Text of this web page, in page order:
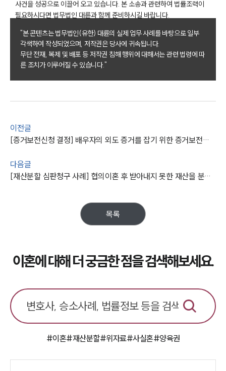
업무
이혼 양육비계산기
상간자위자료계산기
구성원 소개
법률 블로그
법률서식
세미나
대륜법률상담예약
사건을 성공으로 이끌어 오고 있습니다. 본 소송과 관련하여 법률조력이
필요하시다면 법무법인 대륜과 함께 준비하시길 바랍니다.
"본 콘텐츠는 법무법인(유한) 대륜의 실제 업무 사례를 바탕으로 일부
각색하여 작성되었으며, 저작권은 당사에 귀속됩니다.
무단 전재, 복제 및 배포 등 저작권 침해 행위에 대해서는 관련 법령에 따
른 조치가 이루어질 수 있습니다."
이전글
[증거보전신청 결정] 배우자의 외도 증거를 잡기 위한 증거보전신청
다음글
[재산분할 심판청구 사례] 협의이혼 후 받아내지 못한 재산을 분할심판청구로 수령
목록
이혼에 대해 더 궁금한 점을 검색해보세요.
#이혼#재산분할#위자료#사실혼#양육권